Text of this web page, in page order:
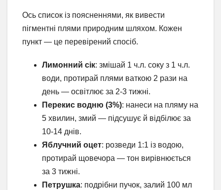
Ось список із поясненнями, як вивести
пігментні плями природним шляхом. Кожен
пункт — це перевірений спосіб.
Лимонний сік: змішай 1 ч.л. соку з 1 ч.л.
води, протирай плями ваткою 2 рази на
день — освітлює за 2-3 тижні.
Перекис водню (3%): нанеси на пляму на
5 хвилин, змий — підсушує й відбілює за
10-14 днів.
Яблучний оцет: розведи 1:1 із водою,
протирай щовечора — тон вирівнюється
за 3 тижні.
Петрушка: подрібни пучок, залий 100 мл